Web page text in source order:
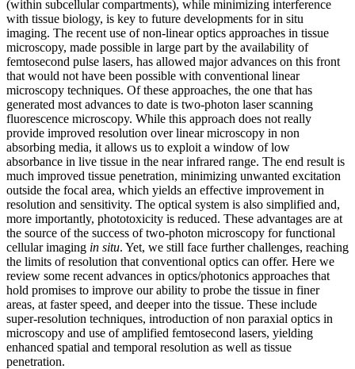
(within subcellular compartments), while minimizing interference
with tissue biology, is key to future developments for in situ
imaging. The recent use of non-linear optics approaches in tissue
microscopy, made possible in large part by the availability of
femtosecond pulse lasers, has allowed major advances on this front
that would not have been possible with conventional linear
microscopy techniques. Of these approaches, the one that has
generated most advances to date is two-photon laser scanning
fluorescence microscopy. While this approach does not really
provide improved resolution over linear microscopy in non
absorbing media, it allows us to exploit a window of low
absorbance in live tissue in the near infrared range. The end result is
much improved tissue penetration, minimizing unwanted excitation
outside the focal area, which yields an effective improvement in
resolution and sensitivity. The optical system is also simplified and,
more importantly, phototoxicity is reduced. These advantages are at
the source of the success of two-photon microscopy for functional
cellular imaging in situ. Yet, we still face further challenges, reaching
the limits of resolution that conventional optics can offer. Here we
review some recent advances in optics/photonics approaches that
hold promises to improve our ability to probe the tissue in finer
areas, at faster speed, and deeper into the tissue. These include
super-resolution techniques, introduction of non paraxial optics in
microscopy and use of amplified femtosecond lasers, yielding
enhanced spatial and temporal resolution as well as tissue
penetration.